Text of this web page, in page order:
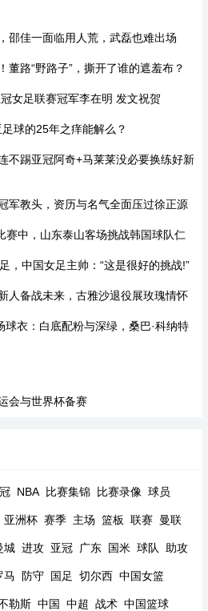
邵佳一面临用人荒，武磊也难出场
董路“野路子”，撕开了谁的遮羞布？
女足联赛冠军李在明 发文祝贺
球的25年之痒能解么？
不踢亚冠阿奇+马莱莱没必要换练好新
军教头，资历与名气全面压过徐正源
赛中，山东泰山客场挑战韩国球队仁
，中国女足主帅：“这是很好的挑战!”
人备战未来，古雅沙退役展玫瑰情怀
衣：白底配粉与深绿，桑巴·科纳特
会与世界杯备赛
NBA 比赛集锦 比赛录像 球员
亚洲杯 赛季 主场 篮板 联赛 曼联
城 进攻 亚冠 广东 国米 球队 助攻
马 防守 国足 切尔西 中国女篮
勒斯 中国 中超 战术 中国篮球